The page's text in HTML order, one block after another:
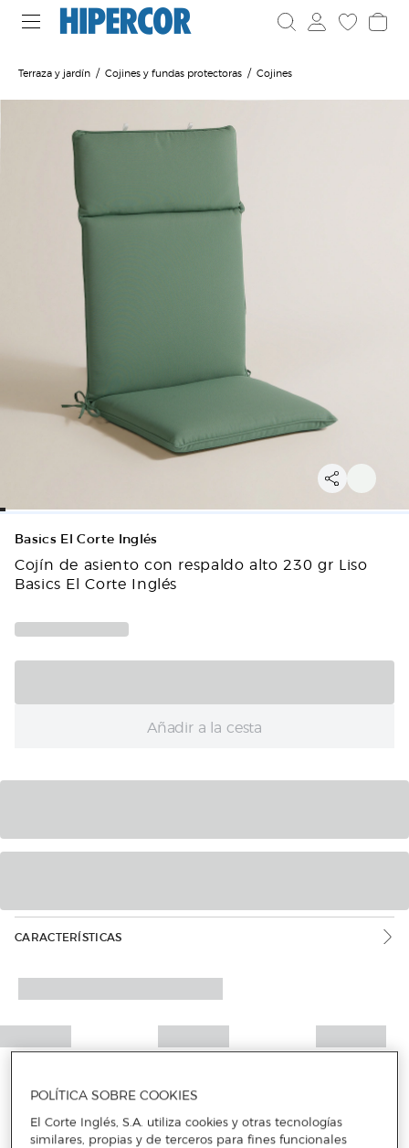
Terraza y jardín Cojines y fundas protectoras Cojines
Basics El Corte Inglés
Cojín de asiento con respaldo alto 230 gr Liso
Basics El Corte Inglés
Añadir a la cesta
CARACTERÍSTICAS
POLÍTICA SOBRE COOKIES
El Corte Inglés, S.A. utiliza cookies y otras tecnologías
similares, propias y de terceros para fines funcionales